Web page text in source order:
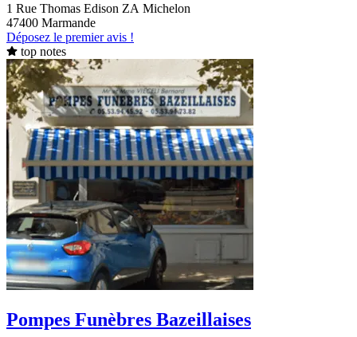
1 Rue Thomas Edison ZA Michelon
47400 Marmande
Déposez le premier avis !
top notes
Pompes Funèbres Bazeillaises